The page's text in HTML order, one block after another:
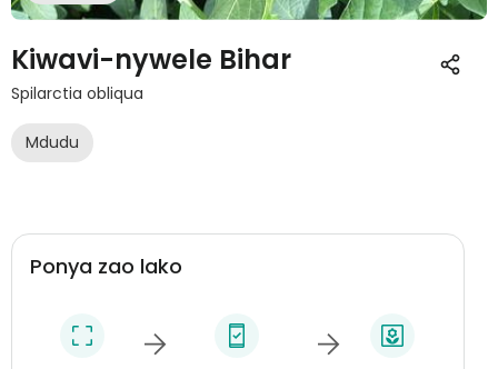
Kiwavi-nywele Bihar
Spilarctia obliqua
Mdudu
Ponya zao lako